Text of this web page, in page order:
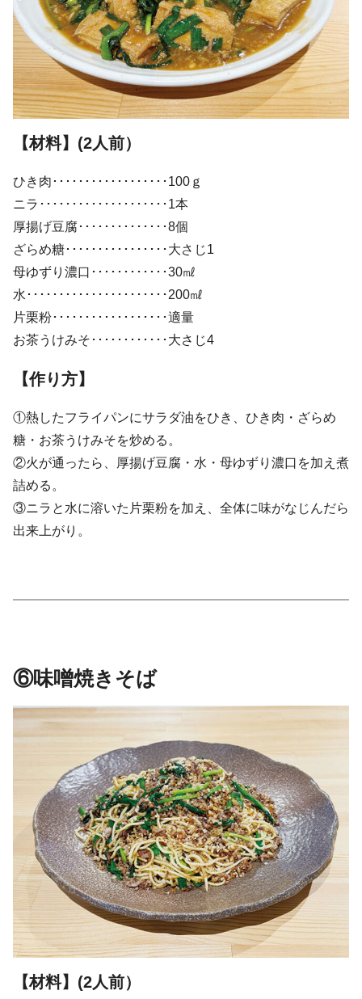
【材料】 (2人前）
ひき肉･･････････････････100ｇ
ニラ････････････････････1本
厚揚げ豆腐･･････････････8個
ざらめ糖････････････････大さじ1
母ゆずり濃口････････････30㎖
水･･････････････････････200㎖
片栗粉･･････････････････適量
お茶うけみそ････････････大さじ4
【作り方】
①熱したフライパンにサラダ油をひき、ひき肉・ざらめ
糖・お茶うけみそを炒める。
②火が通ったら、厚揚げ豆腐・水・母ゆずり濃口を加え煮
詰める。
③ニラと水に溶いた片栗粉を加え、全体に味がなじんだら
出来上がり。
⑥味噌焼きそば
【材料】 (2人前）